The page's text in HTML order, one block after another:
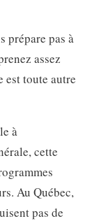
prépare pas à
assez
est toute autre
à
cette
Au Québec,
pas de